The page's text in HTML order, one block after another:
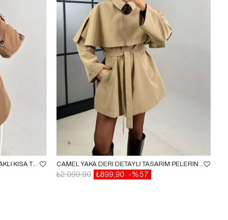
CAMEL ASTARLI CEP DETAYLI KUŞAKLI KISA TRENÇKOT GAUS-00192 CAMEL YAKA DERI DETAYLI TASARIM PELERIN TRENÇKOT GAUS-00484
%57
₺899,90
₺2.099,90